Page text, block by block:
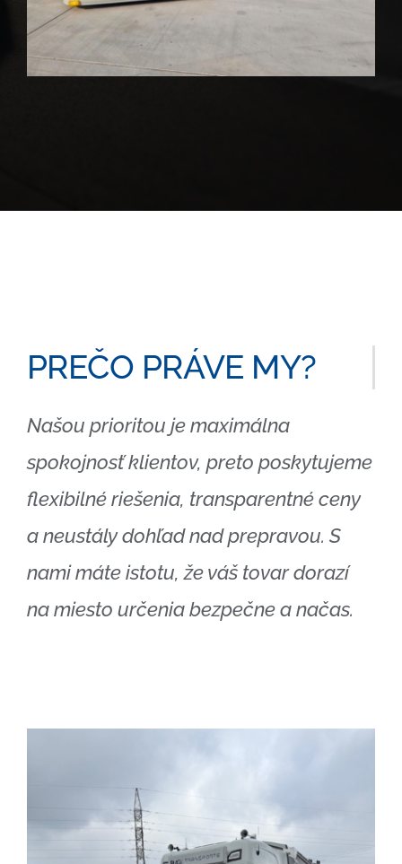
PREČO PRÁVE MY?
Našou prioritou je maximálna
spokojnosť klientov, preto poskytujeme
flexibilné riešenia, transparentné ceny
a neustály dohľad nad prepravou. S
nami máte istotu, že váš tovar dorazí
na miesto určenia bezpečne a načas.